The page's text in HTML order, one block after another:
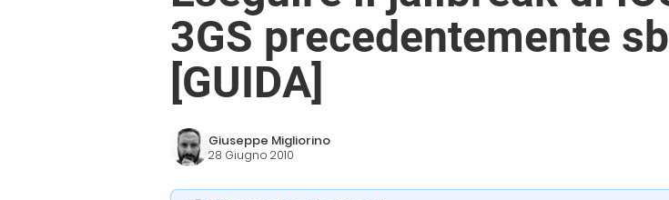
3GS precedentemente
[GUIDA]
Giuseppe Migliorino
28 Giugno 2010